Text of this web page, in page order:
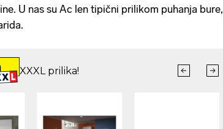
U nas su Ac len tipični prilikom puhanja bure,